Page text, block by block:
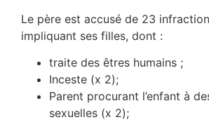
Le père est accusé de 23
impliquant ses filles, dont :
traite des êtres humains ;
Inceste (x 2);
Parent procurant l’enfant à
sexuelles (x 2);